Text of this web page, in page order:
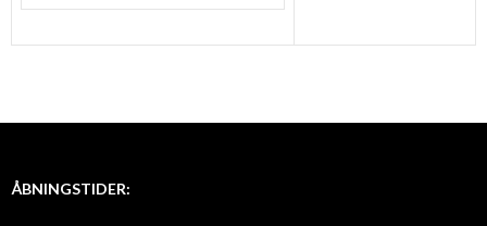
ÅBNINGSTIDER: